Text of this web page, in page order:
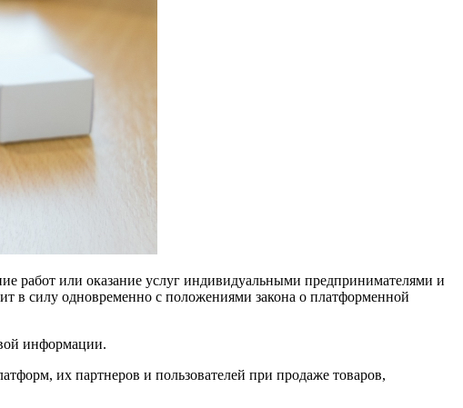
работ или оказание услуг индивидуальными предпринимателями и
в силу одновременно с положениями закона о платформенной
информации.
их партнеров и пользователей при продаже товаров,